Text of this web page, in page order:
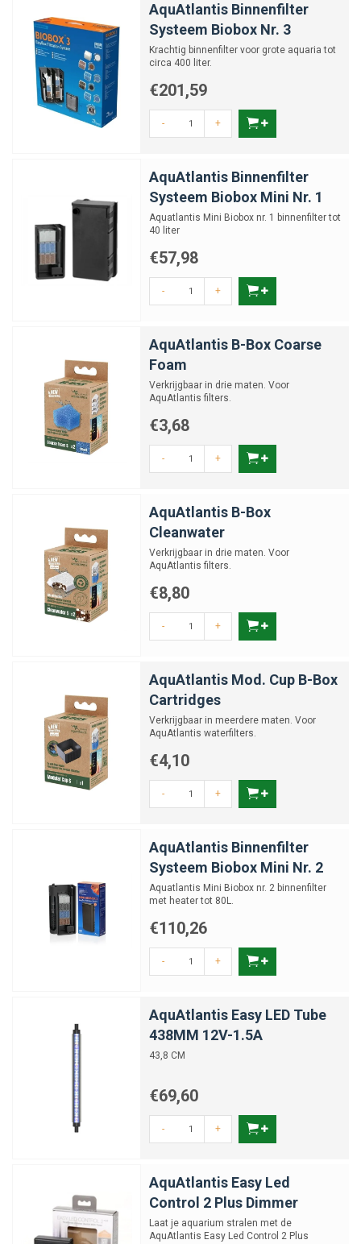
AquAtlantis Binnenfilter
Systeem Biobox Nr. 3
Krachtig binnenfilter voor grote aquaria tot
circa 400 liter.
€201,59
- +
AquAtlantis Binnenfilter
Systeem Biobox Mini Nr. 1
Aquatlantis Mini Biobox nr. 1 binnenfilter tot
40 liter
€57,98
- +
AquAtlantis B-Box Coarse
Foam
Verkrijgbaar in drie maten. Voor
AquAtlantis filters.
€3,68
- +
AquAtlantis B-Box
Cleanwater
Verkrijgbaar in drie maten. Voor
AquAtlantis filters.
€8,80
- +
AquAtlantis Mod. Cup B-Box
Cartridges
Verkrijgbaar in meerdere maten. Voor
AquAtlantis waterfilters.
€4,10
- +
AquAtlantis Binnenfilter
Systeem Biobox Mini Nr. 2
Aquatlantis Mini Biobox nr. 2 binnenfilter
met heater tot 80L.
€110,26
- +
AquAtlantis Easy LED Tube
438MM 12V-1.5A
43,8 CM
€69,60
- +
AquAtlantis Easy Led
Control 2 Plus Dimmer
Laat je aquarium stralen met de
AquAtlantis Easy Led Control 2 Plus